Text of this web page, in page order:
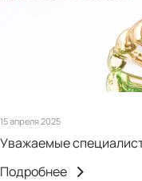
15 апреля 2025
Уважаемые
Подробнее